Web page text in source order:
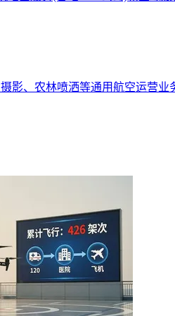
影、农林喷洒等通用航空运营业